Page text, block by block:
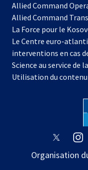
Allied Command
Allied Command
La Force pour le
Le Centre euro-
interventions en cas
Science au service de
Utilisation du
s’ouvre
un
Organisation